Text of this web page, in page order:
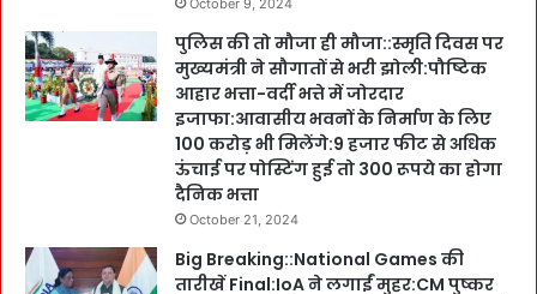
October 9, 2024
पुलिस की तो मौजा ही मौजा::स्मृति दिवस पर
मुख्यमंत्री ने सौगातों से भरी झोली:पौष्टिक
आहार भत्ता-वर्दी भत्ते में जोरदार
इजाफा:आवासीय भवनों के निर्माण के लिए
100 करोड़ भी मिलेंगे:9 हजार फीट से अधिक
ऊंचाई पर पोस्टिंग हुई तो 300 रूपये का होगा
दैनिक भत्ता
October 21, 2024
Big Breaking::National Games की
तारीखें Final:IoA ने लगाईं मुहर:CM पुष्कर